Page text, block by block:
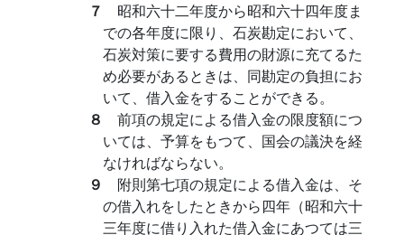
７ 昭和六十二年度から昭和六十四年度ま
での各年度に限り、石炭勘定において、
石炭対策に要する費用の財源に充てるた
め必要があるときは、同勘定の負担にお
いて、借入金をすることができる。
８ 前項の規定による借入金の限度額につ
いては、予算をもつて、国会の議決を経
なければならない。
９ 附則第七項の規定による借入金は、そ
の借入れをしたときから四年（昭和六十
三年度に借り入れた借入金にあつては三